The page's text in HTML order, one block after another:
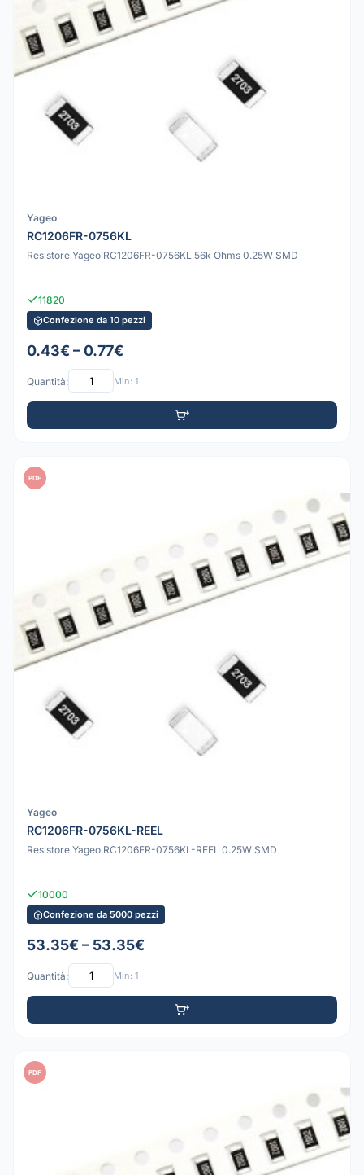
Yageo
RC1206FR-0756KL
Resistore Yageo RC1206FR-0756KL 56k Ohms 0.25W SMD
11820
Confezione da 10 pezzi
0.43€ – 0.77€
Quantità: Min: 1
PDF
Yageo
RC1206FR-0756KL-REEL
Resistore Yageo RC1206FR-0756KL-REEL 0.25W SMD
10000
Confezione da 5000 pezzi
53.35€ – 53.35€
Quantità: Min: 1
PDF